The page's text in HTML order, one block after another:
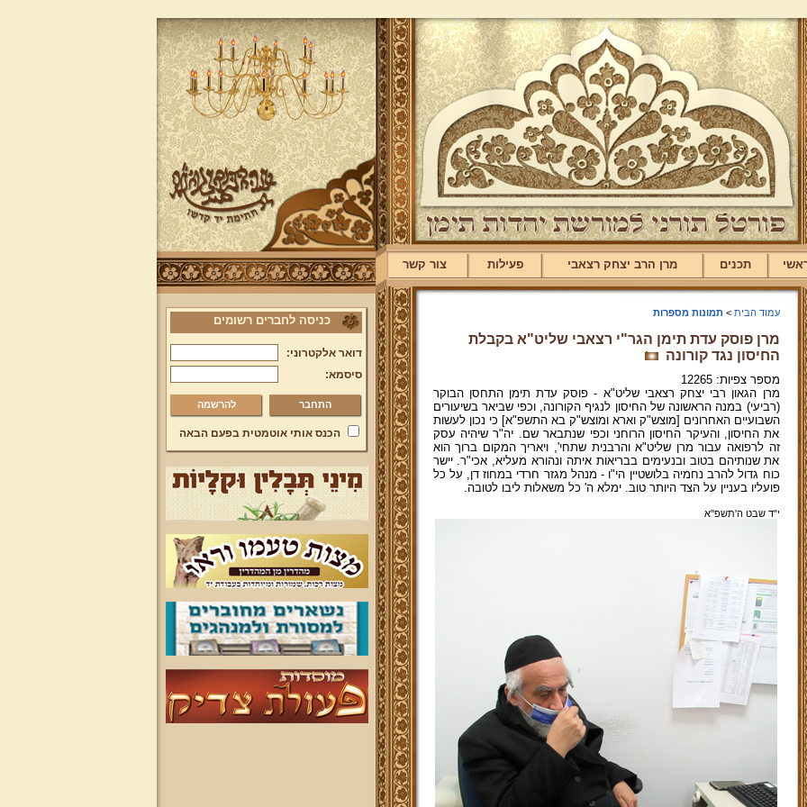
תכנים מרן הרב יצחק רצאבי פעילות צור קשר
עמוד הבית > תמונות מספרות
מרן פוסק עדת תימן הגר"י רצאבי שליט"א בקבלת
החיסון נגד קורונה
מספר צפיות: 12265
מרן הגאון רבי יצחק רצאבי שליט"א - פוסק עדת תימן התחסן הבוקר
(רביעי) במנה הראשונה של החיסון לנגיף הקורונה, וכפי שביאר בשיעורים
השבועיים האחרונים [מוצש"ק וארא ומוצש"ק בא התשפ"א] כי נכון לעשות
את החיסון, והעיקר החיסון הרוחני וכפי שנתבאר שם. יה"ר שיהיה עסק
זה לרפואה עבור מרן שליט"א והרבנית שתחי', ויאריך המקום ברוך הוא
את שנותיהם בטוב ובנעימים בבריאות איתה ונהורא מעליא, אכי"ר. יישר
כוח גדול להרב נחמיה בלושטיין הי"ו - מנהל מגזר חרדי במחוז דן, על כל
פועליו בעניין על הצד היותר טוב. ימלא ה' כל משאלות ליבו לטובה.
י"ד שבט ה'תשפ''א
כניסה לחברים רשומים
דואר אלקטרוני:
סיסמא:
להרשמה
הכנס אותי אוטמטית בפעם הבאה